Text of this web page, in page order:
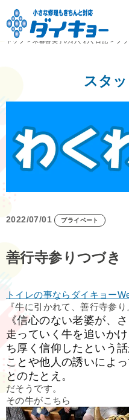
トップ
> 木暮喜美子のわくわく日記 > プ
スタ
2022/07/01 プライベート
善行寺参りつづき
トイレの事ならダイキョー
『牛に引かれて、善行寺参
《信心のない老婆が、
走っていく牛を追いか
ち厚く信仰したという
ことや他人の誘いによ
とのたとえ。
だそうです。
その牛がこちら